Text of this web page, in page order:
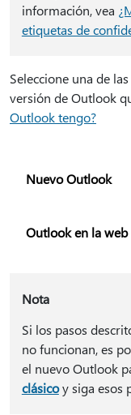
información, vea
etiquetas de
Seleccione una de
versión de Outlook
Outlook tengo?
Nuevo Outlook
Outlook en la web
Nota
Si los pasos
no funcionan, es
el nuevo Outlook
clásicoy siga esos